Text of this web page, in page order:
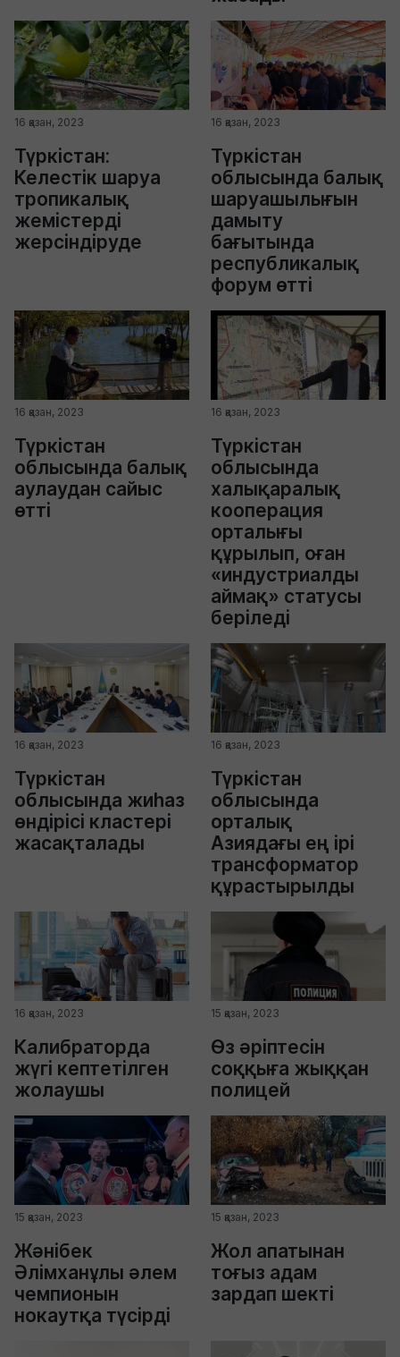
16 қазан, 2023
Түркістан:
Келестік шаруа
тропикалық
жемістерді
жерсіндіруде
16 қазан, 2023
Түркістан
облысында балық
шаруашылығын
дамыту
бағытында
республикалық
форум өтті
16 қазан, 2023
Түркістан
облысында балық
аулаудан сайыс
өтті
16 қазан, 2023
Түркістан
облысында
халықаралық
кооперация
орталығы
құрылып, оған
«индустриалды
аймақ» статусы
беріледі
16 қазан, 2023
Түркістан
облысында жиһаз
өндірісі кластері
жасақталады
16 қазан, 2023
Түркістан
облысында
орталық
Азиядағы ең ірі
трансформатор
құрастырылды
16 қазан, 2023
Калибраторда
жүгі кептетілген
жолаушы
15 қазан, 2023
Өз әріптесін
соққыға жыққан
полицей
15 қазан, 2023
Жәнібек
Әлімханұлы әлем
чемпионын
нокаутқа түсірді
15 қазан, 2023
Жол апатынан
тоғыз адам
зардап шекті